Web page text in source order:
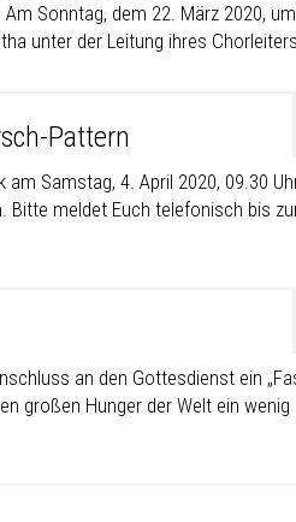
Sonntag, dem 22. März 2020,
unter der Leitung ihres
Pattern
Samstag, 4. April 2020, 09.30
Bitte meldet Euch telefonisch bis
an den Gottesdienst ein
großen Hunger der Welt ein wenig